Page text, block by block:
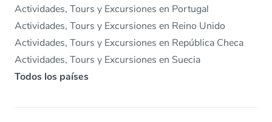
Actividades, Tours y Excursiones en Portugal
Actividades, Tours y Excursiones en Reino Unido
Actividades, Tours y Excursiones en República Checa
Actividades, Tours y Excursiones en Suecia
Todos los países